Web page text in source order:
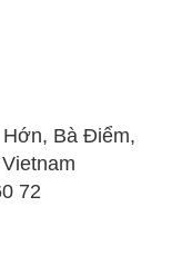
Bà Điểm,
72